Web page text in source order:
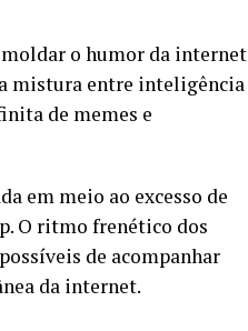
o humor da internet
mistura entre inteligência
de memes e
em meio ao excesso de
O ritmo frenético dos
de acompanhar
da internet.